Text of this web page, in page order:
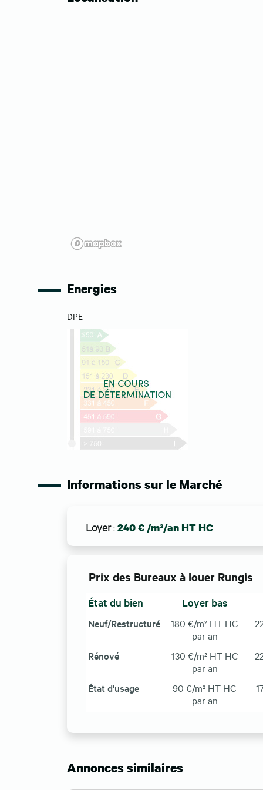
Energies
DPE
Informations sur le Marché
Loyer: 240 € /m²/an HT HC
Prix des Bureaux à louer Rungis
État du bien Loyer bas
Neuf/Restructuré
180 €/m² HT HC
par an
Rénové
130 €/m² HT HC
par an
État d'usage
90 €/m² HT HC
par an
Annonces similaires